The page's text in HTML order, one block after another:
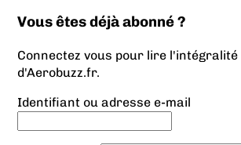
Vous êtes déjà abonné ?
Connectez vous pour lire
d'Aerobuzz.fr.
Identifiant ou adresse e-mail